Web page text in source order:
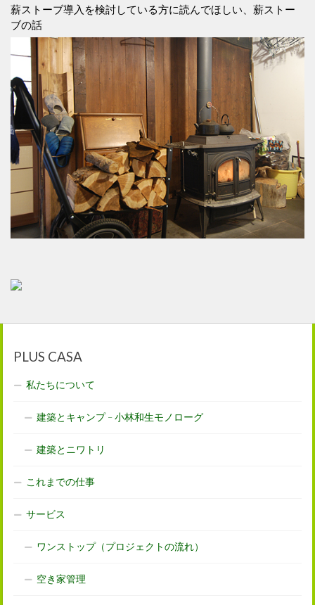
薪ストーブ導入を検討している方に読んでほしい、薪ストー
ブの話
PLUS CASA
私たちについて
建築とキャンプ – 小林和生モノローグ
建築とニワトリ
これまでの仕事
サービス
ワンストップ（プロジェクトの流れ）
空き家管理